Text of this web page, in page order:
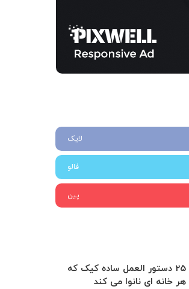
لایک
فالو
پین
25 دستور العمل ساده کیک که
هر خانه ای نانوا می کند